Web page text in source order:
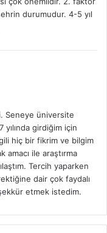
durumudur. 4-5 yıl
Seneye üniversite
yılında girdiğim için
hiç bir fikrim ve bilgim
amacı ile araştırma
Tercih yaparken
dair çok faydalı
etmek istedim.